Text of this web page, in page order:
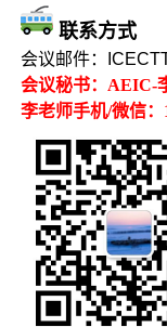
联系方式
会议邮件：
会议秘书：AEIC-
李老师手机/微信：